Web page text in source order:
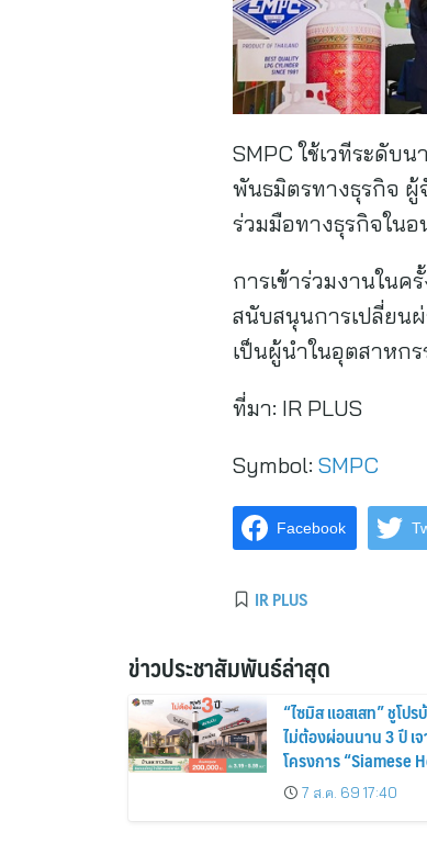
SMPC ใช้เวทีระดับ
พันธมิตรทางธุรกิจ ผู้
ร่วมมือทางธุรกิจใน
การเข้าร่วมงานใน
สนับสนุนการเปลี่ยน
เป็นผู้นำในอุตสาหก
ที่มา: IR PLUS
Symbol: SMPC
Facebook
IR PLUS
ข่าวประชาสัมพันธ์ล่าสุด
“ไซมิส แอสเสท” ชูโป
ไม่ต้องผ่อนนาน 3 ปี เจ
โครงการ “Siamese
Siamese Blossom” พ
ส่วนลดและสิทธิพิเศษถึง
7 ส.ค. 69 17:40